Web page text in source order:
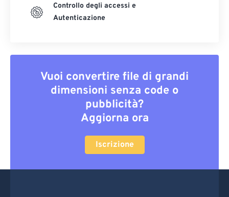
Controllo degli accessi e
Autenticazione
Vuoi convertire file di grandi
dimensioni senza code o
pubblicità?
Aggiorna ora
Iscrizione